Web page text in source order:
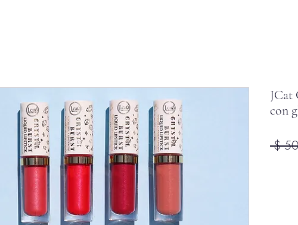
JCat
con
$